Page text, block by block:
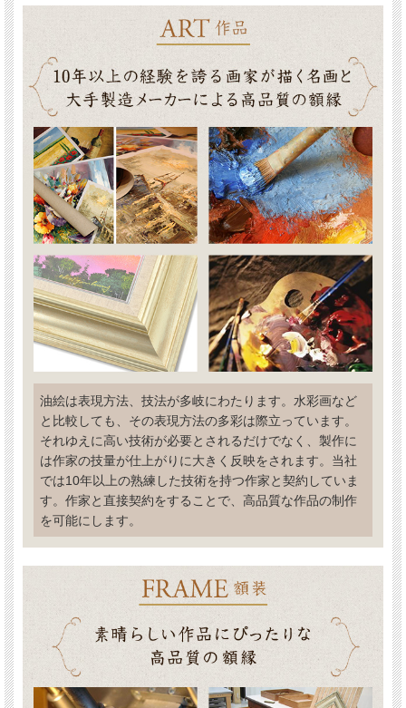
油絵は表現方法、技法が多岐にわたります。水彩画など
と比較しても、その表現方法の多彩は際立っています。
それゆえに高い技術が必要とされるだけでなく、製作に
は作家の技量が仕上がりに大きく反映をされます。当社
では10年以上の熟練した技術を持つ作家と契約していま
す。作家と直接契約をすることで、高品質な作品の制作
を可能にします。